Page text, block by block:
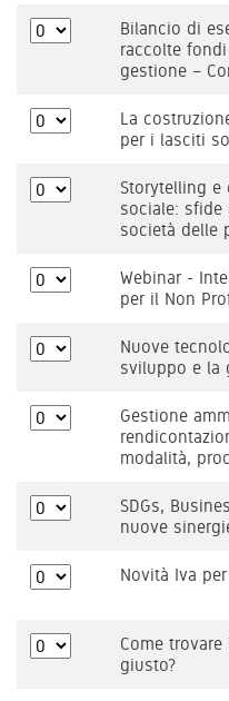
Bilancio di
raccolte
gestione –
La
per i lasciti
Storytelling e
sociale: sfide
società delle
Webinar -
per il Non
Nuove
sviluppo e la
Gestione
modalità,
SDGs,
nuove
Novità Iva per
Come
giusto?